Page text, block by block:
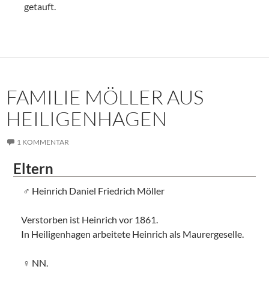
getauft.
FAMILIE MÖLLER AUS
HEILIGENHAGEN
1 KOMMENTAR
Eltern
Heinrich Daniel Friedrich Möller
Verstorben ist Heinrich vor 1861.
In Heiligenhagen arbeitete Heinrich als Maurergeselle.
NN.